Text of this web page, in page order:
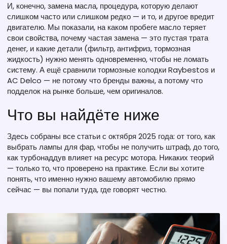
И, конечно,замена масла, процедура, которую делают
слишком часто или слишком редко — и то, и другое вредит
двигателю. Мы показали, на каком пробеге масло теряет
свои свойства, почему частая замена — это пустая трата
денег, и какие детали (фильтр, антифриз, тормозная
жидкость) нужно менять одновременно, чтобы не ломать
систему. А ещё сравнили тормозные колодки Raybestos и
AC Delco — не потому что бренды важны, а потому что
подделок на рынке больше, чем оригиналов.
Что вы найдёте ниже
Здесь собраны все статьи с октября 2025 года: от того, как
выбрать лампы для фар, чтобы не получить штраф, до того,
как турбонаддув влияет на ресурс мотора. Никаких теорий
— только то, что проверено на практике. Если вы хотите
понять, что именно нужно вашему автомобилю прямо
сейчас — вы попали туда, где говорят честно.